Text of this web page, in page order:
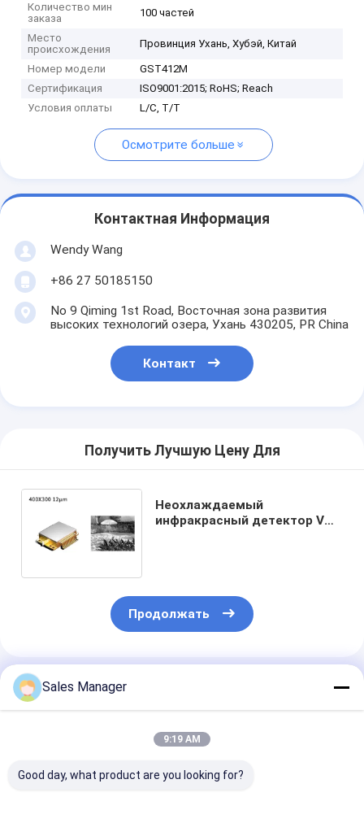
Количество мин
заказа
100 частей
Место
происхождения
Провинция Ухань, Хубэй, Китай
Номер модели
GST412M
Сертификация
ISO9001:2015; RoHS; Reach
Условия оплаты
L/C, T/T
Осмотрите больше
Контактная Информация
Wendy Wang
+86 27 50185150
No 9 Qiming 1st Road, Восточная зона развития
высоких технологий озера, Ухань 430205, PR China
Контакт
Получить Лучшую Цену Для
Неохлаждаемый
инфракрасный детектор VOx
Продолжать
Порекомендованные Продукты
Sales Manager
9:19 AM
Good day, what product are you looking for?